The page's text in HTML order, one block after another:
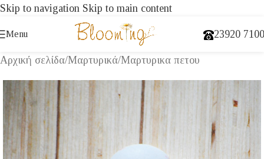
Skip to navigation Skip to main content
Menu 23920
Αρχική σελίδα/Μαρτυρικά/Μαρτυρικα πετου